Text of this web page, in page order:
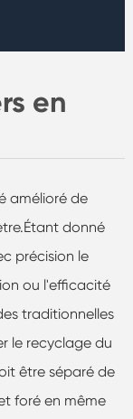
en
amélioré de
donné
précision le
ou l'efficacité
traditionnelles
le recyclage du
être séparé de
foré en même